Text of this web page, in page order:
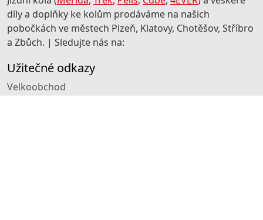
díly a doplňky ke kolům prodáváme na našich
pobočkách ve městech Plzeň, Klatovy, Chotěšov, Stříbro
a Zbůch. | Sledujte nás na:
Užitečné odkazy
Velkoobchod